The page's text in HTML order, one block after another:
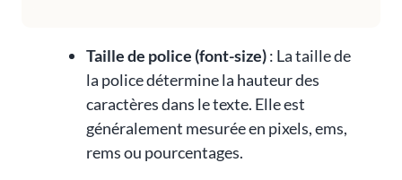
Taille de police (font-size): La taille de
la police détermine la hauteur des
caractères dans le texte. Elle est
généralement mesurée en pixels, ems,
rems ou pourcentages.